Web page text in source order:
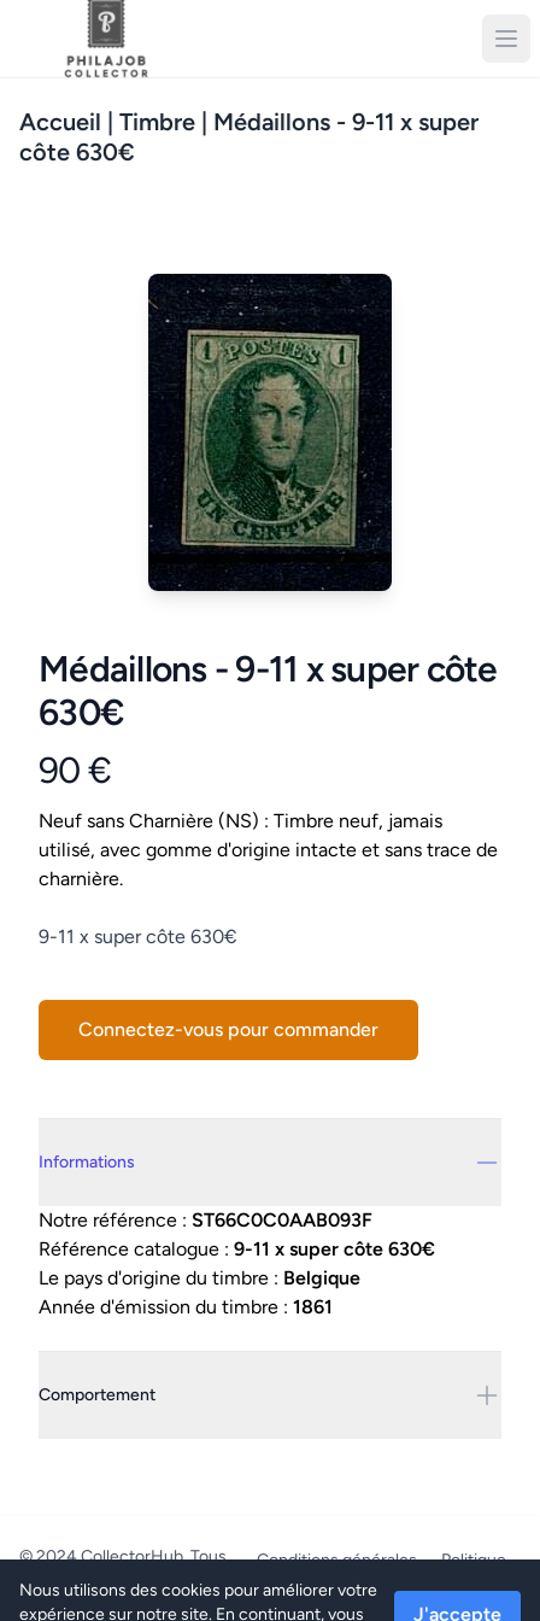
Nous utilisons des cookies pour améliorer votre
expérience sur notre site. En continuant, vous
J'accepte
Accueil | Timbre | Médaillons - 9-11 x super
côte 630€
Médaillons - 9-11 x super côte
630€
Product information
90 €
Conditions
Neuf sans Charnière (NS) : Timbre neuf, jamais
utilisé, avec gomme d'origine intacte et sans trace de
charnière.
Description
9-11 x super côte 630€
Connectez-vous pour commander
Informations
Notre référence : ST66C0C0AAB093F
Référence catalogue : 9-11 x super côte 630€
Le pays d'origine du timbre : Belgique
Année d'émission du timbre : 1861
Comportement
© 2024 CollectorHub. Tous
droits réservés.
PhilaJob - BE0804.218.387 -
Conditions générales
Politique
de confidentialité